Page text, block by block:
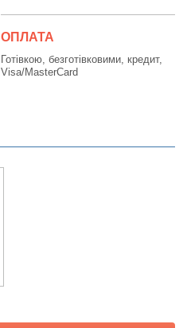
ОПЛАТА
Готівкою, безготівковими, кредит,
Visa/MasterCard